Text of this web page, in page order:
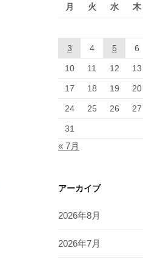
月 火 水 木
3 4 5 6
10 11 12 13
17 18 19 20
24 25 26 27
31
« 7月
アーカイブ
2026年8月
2026年7月